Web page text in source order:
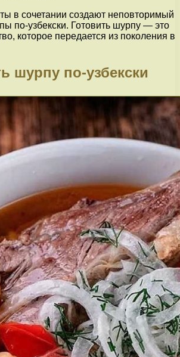
в сочетании создают неповторимый
по-узбекски. Готовить шурпу — это
которое передается из поколения в
шурпу по-узбекски